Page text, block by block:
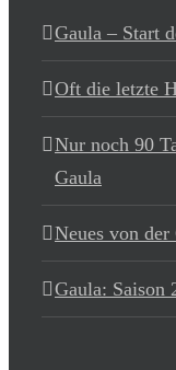
Gaula – Start
Oft die letzte
Nur noch 90
Gaula
Neues von
Gaula: Saison